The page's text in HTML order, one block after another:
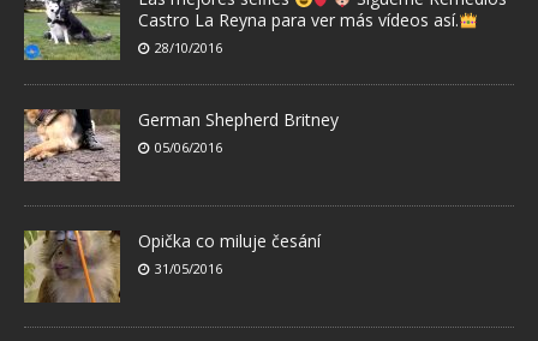
Castro La Reyna para ver más vídeos así.
28/10/2016
German Shepherd Britney
05/06/2016
Opička co miluje česání
31/05/2016